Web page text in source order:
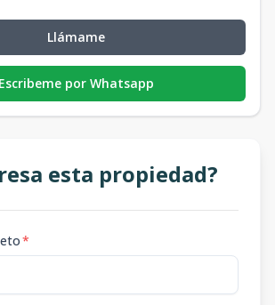
Llámame
Escribeme por Whatsapp
esta propiedad?
*